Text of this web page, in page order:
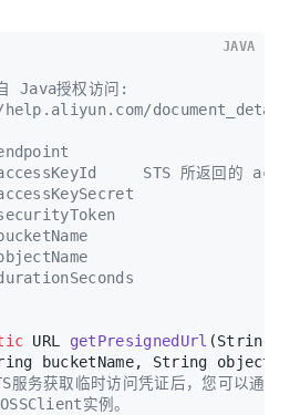
Java授权访问:
STS 所返回的
URL getPresignedUrl (String
bucketName, String
务获取临时访问凭证后，您可以通过
实例。
JAVA